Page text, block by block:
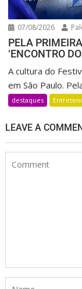
07/08/2026
PELA
‘ENCONTRO
A cultura do
em São Paulo.
destaques
LEAVE A